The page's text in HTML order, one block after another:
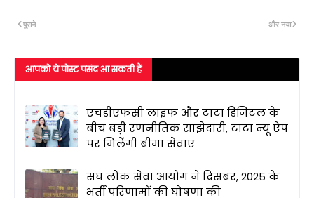
और नया
पुराने
आपको ये पोस्ट पसंद आ सकती हैं
एचडीएफसी लाइफ और टाटा डिजिटल के
बीच बड़ी रणनीतिक साझेदारी, टाटा न्यू ऐप
पर मिलेंगी बीमा सेवाएं
संघ लोक सेवा आयोग ने दिसंबर, 2025 के
भर्ती परिणामों की घोषणा की